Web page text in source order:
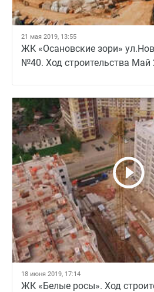
21 мая 2019, 13:55
ЖК «Осановские зори»
№40. Ход строительства Май
18 июня 2019, 17:14
ЖК «Белые росы». Ход